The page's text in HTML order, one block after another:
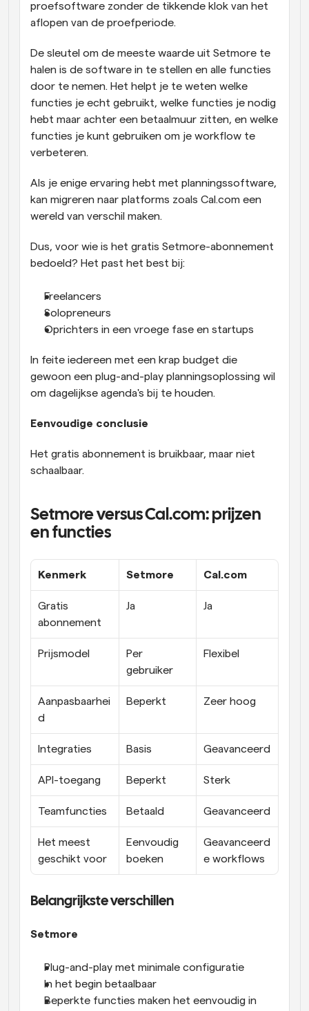
proefsoftware zonder de tikkende klok van het
aflopen van de proefperiode.
De sleutel om de meeste waarde uit Setmore te
halen is de software in te stellen en alle functies
door te nemen. Het helpt je te weten welke
functies je echt gebruikt, welke functies je nodig
hebt maar achter een betaalmuur zitten, en welke
functies je kunt gebruiken om je workflow te
verbeteren.
Als je enige ervaring hebt met planningssoftware,
kan migreren naar platforms zoals Cal.com een
wereld van verschil maken.
Dus, voor wie is het gratis Setmore-abonnement
bedoeld? Het past het best bij:
Freelancers
Solopreneurs
Oprichters in een vroege fase en startups
In feite iedereen met een krap budget die
gewoon een plug-and-play planningsoplossing wil
om dagelijkse agenda's bij te houden.
Eenvoudige conclusie
Het gratis abonnement is bruikbaar, maar niet
schaalbaar.
Setmore versus Cal.com: prijzen
en functies
Kenmerk Setmore Cal.com
Gratis
abonnement
Ja Ja
Prijsmodel
Per
gebruiker
Flexibel
Aanpasbaarhei
d
Beperkt Zeer hoog
Integraties Basis Geavanceerd
API-toegang Beperkt Sterk
Teamfuncties Betaald Geavanceerd
Het meest
geschikt voor
Eenvoudig
boeken
Geavanceerd
e workflows
Belangrijkste verschillen
Setmore
Plug-and-play met minimale configuratie
In het begin betaalbaar
Beperkte functies maken het eenvoudig in